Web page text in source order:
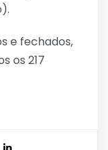
e fechados,
os 217